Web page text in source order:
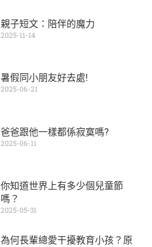
親子短文：陪伴的魔力
2025-11-14
暑假同小朋友好去處!
2025-06-21
爸爸跟他一樣都係寂寞嗎?
2025-06-11
你知道世界上有多少個兒童節
嗎？
2025-05-31
為何長輩總愛干擾教育小孩？原